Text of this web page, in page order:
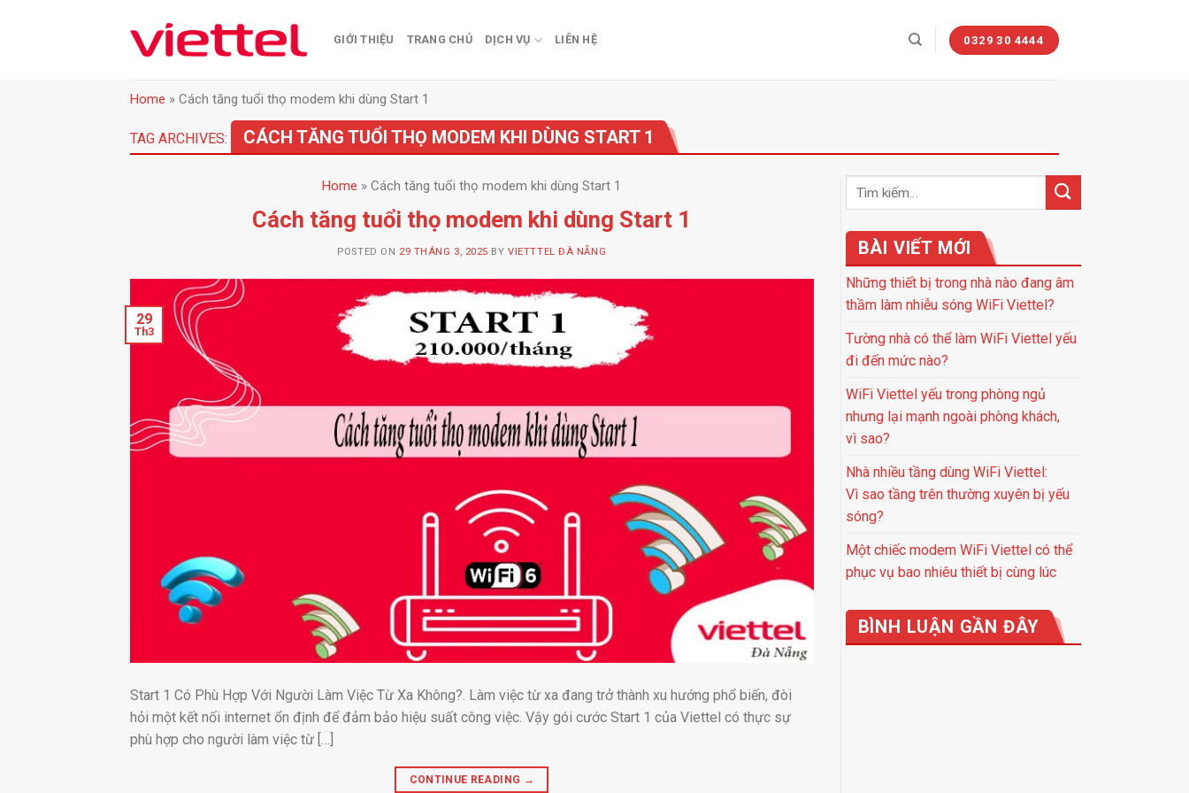
GIỚI THIỆU TRANG CHỦ DỊCH VỤ LIÊN HỆ 0329 30 4444
Home » Cách tăng tuổi thọ modem khi dùng Start 1
TAG ARCHIVES: CÁCH TĂNG TUỔI THỌ MODEM KHI DÙNG START 1
Home »Cách tăng tuổi thọ modem khi dùng Start 1
Cách tăng tuổi thọ modem khi dùng Start 1
POSTED ON 29 THÁNG 3, 2025 BYVIETTTEL ĐÀ NẴNG
29
Th3
Start 1 Có Phù Hợp Với Người Làm Việc Từ Xa Không?. Làm việc từ xa đang trở thành xu hướng phổ biến, đòi
hỏi một kết nối internet ổn định để đảm bảo hiệu suất công việc. Vậy gói cước Start 1 của Viettel có thực sự
phù hợp cho người làm việc từ […]
CONTINUE READING →
BÀI VIẾT MỚI
Những thiết bị trong nhà nào đang âm
thầm làm nhiễu sóng WiFi Viettel?
Tường nhà có thể làm WiFi Viettel yếu
đi đến mức nào?
WiFi Viettel yếu trong phòng ngủ
nhưng lại mạnh ngoài phòng khách,
vì sao?
Nhà nhiều tầng dùng WiFi Viettel:
Vì sao tầng trên thường xuyên bị yếu
sóng?
Một chiếc modem WiFi Viettel có thể
phục vụ bao nhiêu thiết bị cùng lúc
BÌNH LUẬN GẦN ĐÂY